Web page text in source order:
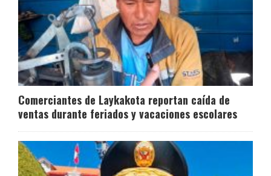
Comerciantes de Laykakota reportan caída de
ventas durante feriados y vacaciones escolares